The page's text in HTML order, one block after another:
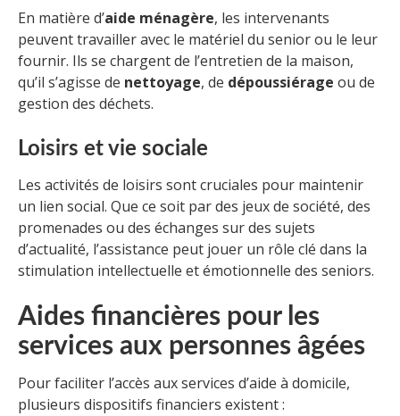
En matière d’aide ménagère, les intervenants
peuvent travailler avec le matériel du senior ou le leur
fournir. Ils se chargent de l’entretien de la maison,
qu’il s’agisse de nettoyage, de dépoussiérage ou de
gestion des déchets.
Loisirs et vie sociale
Les activités de loisirs sont cruciales pour maintenir
un lien social. Que ce soit par des jeux de société, des
promenades ou des échanges sur des sujets
d’actualité, l’assistance peut jouer un rôle clé dans la
stimulation intellectuelle et émotionnelle des seniors.
Aides financières pour les
services aux personnes âgées
Pour faciliter l’accès aux services d’aide à domicile,
plusieurs dispositifs financiers existent :